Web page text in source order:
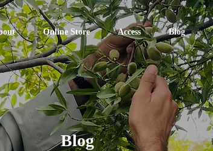
Online Store Access Blog
Blog